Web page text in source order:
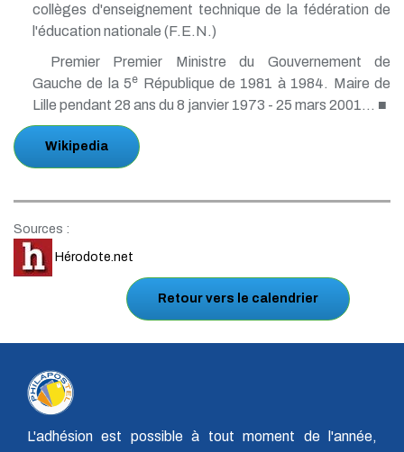
collèges d'enseignement technique de la fédération de
l'éducation nationale (F.E.N.)
Premier Premier Ministre du Gouvernement de
Gauche de la 5e République de 1981 à 1984. Maire de
Lille pendant 28 ans du 8 janvier 1973 - 25 mars 2001... ■
Wikipedia
Sources :
Hérodote.net
Retour vers le calendrier
L'adhésion est possible à tout moment de l'année,